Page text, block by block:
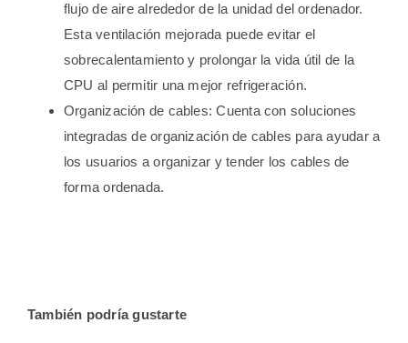
flujo de aire alrededor de la unidad del ordenador.
Esta ventilación mejorada puede evitar el
sobrecalentamiento y prolongar la vida útil de la
CPU al permitir una mejor refrigeración.
Organización de cables: Cuenta con soluciones
integradas de organización de cables para ayudar a
los usuarios a organizar y tender los cables de
forma ordenada.
También podría gustarte